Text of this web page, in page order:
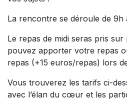
La rencontre se déroule de 9h
Le repas de midi seras pris sur
pouvez apporter votre repas
repas (+15 euros/repas) lors
Vous trouverez les tarifs ci-
avec l’élan du cœur et les